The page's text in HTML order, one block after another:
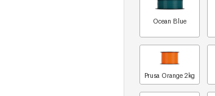
Ocean Blue
Prusa Orange 2kg